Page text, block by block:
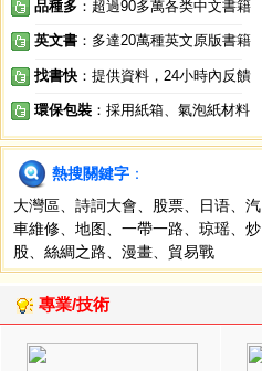
品種多 ：超過90多萬各类中文書籍
英文書 ：多達20萬種英文原版書籍
找書快 ：提供資料，24小時內反饋
環保包裝 ：採用紙箱、氣泡紙材料
熱搜關鍵字 ：
大灣區
詩詞大會 股票 日语
汽
車維修
地图 一帶一路 琼瑶
炒
股
絲綢之路 漫畫 貿易戰
專業/技術